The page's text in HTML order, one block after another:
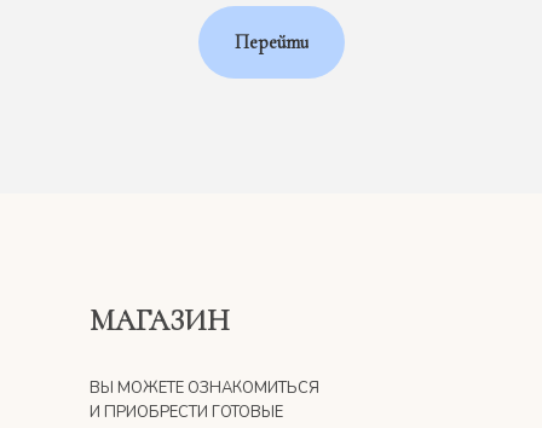
Перейти
МАГАЗИН
ВЫ МОЖЕТЕ ОЗНАКОМИТЬСЯ
И ПРИОБРЕСТИ ГОТОВЫЕ